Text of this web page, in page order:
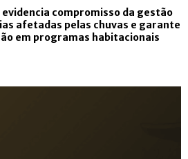
compromisso da gestão
afetadas pelas chuvas e garante
em programas habitacionais